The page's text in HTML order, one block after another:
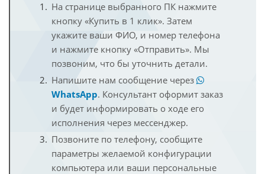
На странице выбранного ПК нажмите
кнопку «Купить в 1 клик». Затем
укажите ваши ФИО, и номер телефона
и нажмите кнопку «Отправить». Мы
позвоним, что бы уточнить детали.
Напишите нам сообщение через
WhatsApp. Консультант оформит заказ
и будет информировать о ходе его
исполнения через мессенджер.
Позвоните по телефону, сообщите
параметры желаемой конфигурации
компьютера или ваши персональные